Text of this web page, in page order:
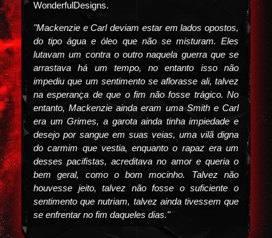
WonderfulDesigns.
"Mackenzie e Carl deviam estar em lados opostos,
do tipo água e óleo que não se misturam. Eles
lutavam um contra o outro naquela guerra que se
arrastava há um tempo, no entanto isso não
impediu que um sentimento se aflorasse ali, talvez
na esperança de que o fim não fosse trágico. No
entanto, Mackenzie ainda eram uma Smith e Carl
era um Grimes, a garota ainda tinha impiedade e
desejo por sangue em suas veias, uma vilã digna
do carmim que vestia, enquanto o rapaz era um
desses pacifistas, acreditava no amor e queria o
bem geral, como o bom mocinho. Talvez não
houvesse jeito, talvez não fosse o suficiente o
sentimento que nutriam, talvez ainda tivessem que
se enfrentar no fim daqueles dias."